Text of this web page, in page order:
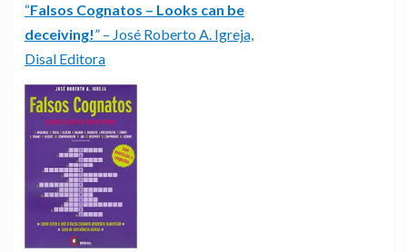
“Falsos Cognatos – Looks can be
deceiving!” – José Roberto A. Igreja,
Disal Editora